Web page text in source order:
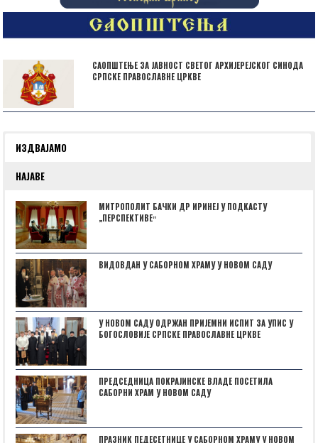
САОПШТЕЊЕ ЗА ЈАВНОСТ СВЕТОГ АРХИЈЕРЕЈСКОГ СИНОДА
СРПСКЕ ПРАВОСЛАВНЕ ЦРКВЕ
ИЗДВАЈАМО
НАЈАВЕ
МИТРОПОЛИТ БАЧКИ ДР ИРИНЕЈ У ПОДКАСТУ
„ПЕРСПЕКТИВЕˮ
ВИДОВДАН У САБОРНОМ ХРАМУ У НОВОМ САДУ
У НОВОМ САДУ ОДРЖАН ПРИЈЕМНИ ИСПИТ ЗА УПИС У
БОГОСЛОВИЈЕ СРПСКЕ ПРАВОСЛАВНЕ ЦРКВЕ
ПРЕДСЕДНИЦА ПОКРАЈИНСКЕ ВЛАДЕ ПОСЕТИЛА
САБОРНИ ХРАМ У НОВОМ САДУ
ПРАЗНИК ПЕДЕСЕТНИЦЕ У САБОРНОМ ХРАМУ У НОВОМ